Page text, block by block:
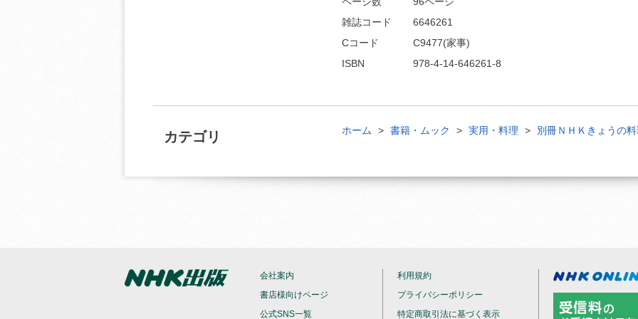
雑誌コード
6646261
Cコード
C9477(家事)
ISBN
978-4-14-646261-8
カテゴリ ホーム 書籍・ムック 実用・料理 別冊ＮＨＫきょうの
会社案内
書店様向けページ
公式SNS一覧
利用規約
プライバシーポリシー
特定商取引法に基づく表示